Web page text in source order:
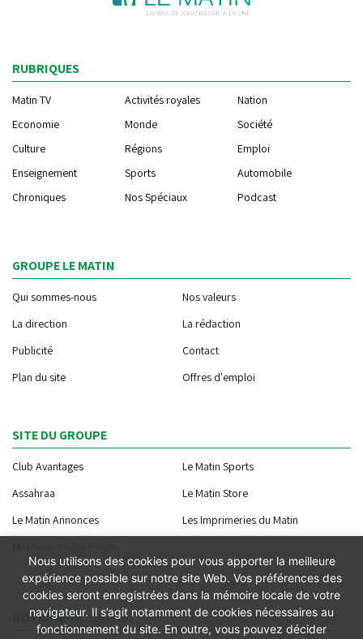
RUBRIQUES
Matin TV Activités royales
Nation
Economie
Monde
Société
Culture
Régions
Emploi
Enseignement
Sports
Automobile
Chroniques
Nos Spéciaux Podcast
GROUPE LE MATIN
Qui sommes-nous
Nos valeurs
La direction
La rédaction
Publicité
Contact
Plan du site
Offres d'emploi
SITE DU GROUPE
Club Avantages
Le Matin Sports
Assahraa
Le Matin Store
Le Matin Annonces
Les Imprimeries du Matin
NOTRE APPLICATION
Nous utilisons des cookies pour vous apporter la meilleure
expérience possible sur notre site Web. Vos préférences des
cookies seront enregistrées dans la mémoire locale de votre
navigateur. Il s’agit notamment de cookies nécessaires au
fonctionnement du site. En outre, vous pouvez décider